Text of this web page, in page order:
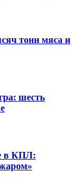
тонн мяса и
шесть
в КПЛ: